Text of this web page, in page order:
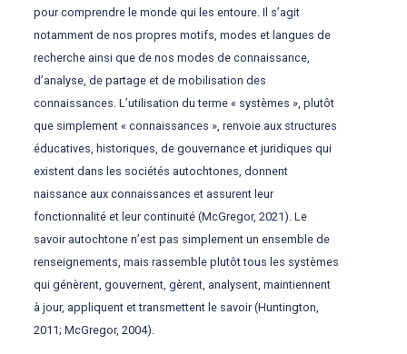
pour comprendre le monde qui les entoure. Il s’agit
notamment de nos propres motifs, modes et langues de
recherche ainsi que de nos modes de connaissance,
d’analyse, de partage et de mobilisation des
connaissances. L’utilisation du terme « systèmes », plutôt
que simplement « connaissances », renvoie aux structures
éducatives, historiques, de gouvernance et juridiques qui
existent dans les sociétés autochtones, donnent
naissance aux connaissances et assurent leur
fonctionnalité et leur continuité (McGregor, 2021). Le
savoir autochtone n’est pas simplement un ensemble de
renseignements, mais rassemble plutôt tous les systèmes
qui génèrent, gouvernent, gèrent, analysent, maintiennent
à jour, appliquent et transmettent le savoir (Huntington,
2011; McGregor, 2004).